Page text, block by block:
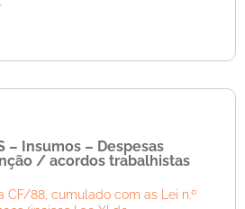
– Insumos – Despesas
/ acordos trabalhistas
CF/88, cumulado com as Lei n.º